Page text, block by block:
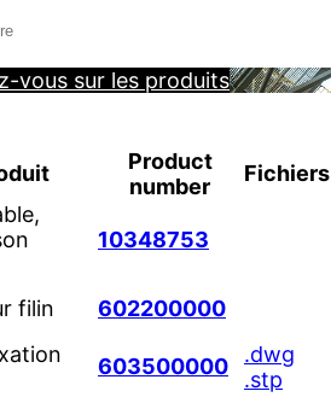
vous sur les produits
Product
number
Fichiers
10348753
filin
602200000
603500000
.dwg
.stp